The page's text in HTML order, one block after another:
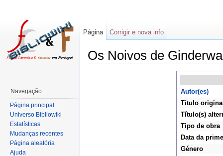
Os Noivos de
Autor(es)
Título
Título(s)
Tipo de obra
Data da
Género
Página Corrigir e nova info
Navegação
Página principal
Universo Bibliowiki
Estatísticas
Mudanças recentes
Página aleatória
Ajuda